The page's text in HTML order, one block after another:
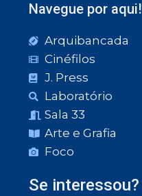
Navegue por aqui!
Arquibancada
Cinéfilos
J. Press
Laboratório
Sala 33
Arte e Grafia
Foco
Se interessou?